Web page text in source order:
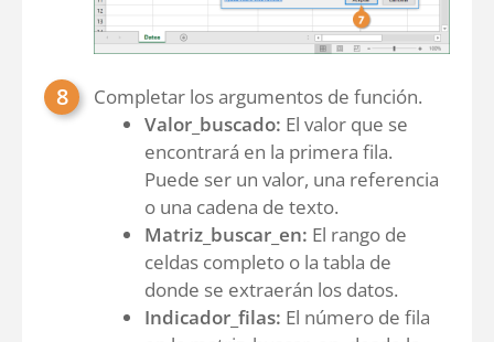
Completar los argumentos de función.
Valor_buscado: El valor que se
encontrará en la primera fila.
Puede ser un valor, una referencia
o una cadena de texto.
Matriz_buscar_en: El rango de
celdas completo o la tabla de
donde se extraerán los datos.
Indicador_filas: El número de fila